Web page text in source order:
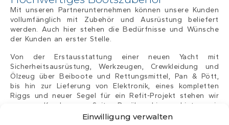
Einwilligung verwalten
Mit unseren Partnerunternehmen können unsere Kunden
vollumfänglich mit Zubehör und Ausrüstung beliefert
werden. Auch hier stehen die Bedürfnisse und Wünsche
der Kunden an erster Stelle.
Von der Erstausstattung einer neuen Yacht mit
Sicherheitsausrüstung, Werkzeugen, Crewkleidung und
Ölzeug über Beiboote und Rettungsmittel, Pan & Pött,
bis hin zur Lieferung von Elektronik, eines kompletten
Riggs und neuer Segel für ein Refit-Projekt stehen wir
unseren Kunden zur Seite. Darüber hinaus bieten wir
auch exklusive, maßgeschneiderte Solaris-